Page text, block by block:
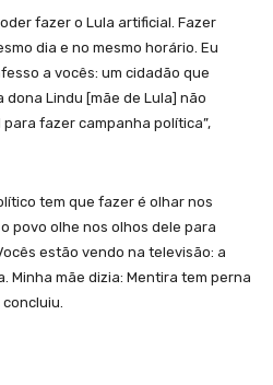
fazer o Lula artificial. Fazer
dia e no mesmo horário. Eu
a vocês: um cidadão que
Lindu [mãe de Lula] não
fazer campanha política”,
tem que fazer é olhar nos
povo olhe nos olhos dele para
estão vendo na televisão: a
Minha mãe dizia: Mentira tem perna